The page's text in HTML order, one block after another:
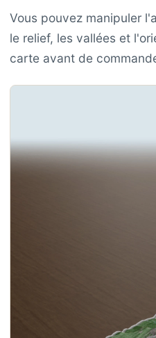
Vous pouvez manipuler
le relief, les vallées et
carte avant de